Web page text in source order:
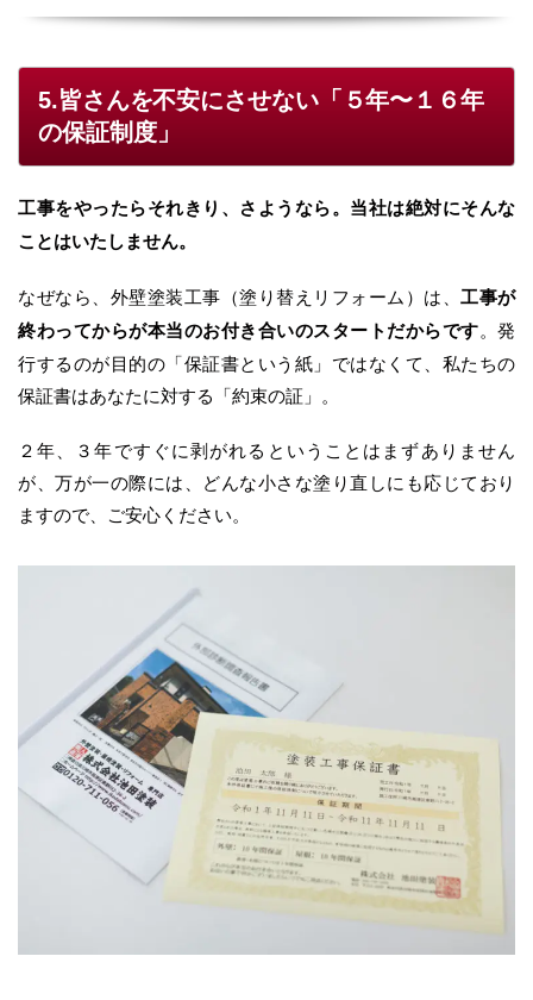
5.皆さんを不安にさせない「５年〜１６年
の保証制度」
工事をやったらそれきり、さようなら。当社は絶対にそんな
ことはいたしません。
なぜなら、外壁塗装工事（塗り替えリフォーム）は、 工事が
終わってからが本当のお付き合いのスタートだからです。発
行するのが目的の「保証書という紙」ではなくて、私たちの
保証書はあなたに対する「約束の証」。
２年、３年ですぐに剥がれるということはまずありません
が、万が一の際には、どんな小さな塗り直しにも応じており
ますので、ご安心ください。